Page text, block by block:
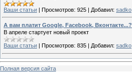
Ваши статьи | Просмотров: 925 | Добавил: sadko
А вам платит Google, Facebook, Вконтакте...?
В апреле стартует новый проект
Ваши статьи Просмотров: 835 Добавил: sadko
Полная версия сайта